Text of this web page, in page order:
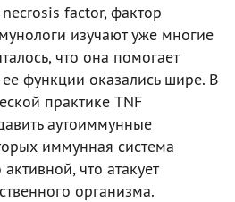
factor, фактор
изучают уже многие
что она помогает
функции оказались шире. В
практике TNF
аутоиммунные
иммунная система
что атакует
организма.